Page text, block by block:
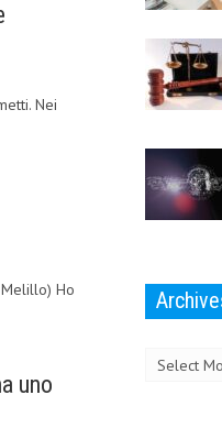
Nei
Ho
uno